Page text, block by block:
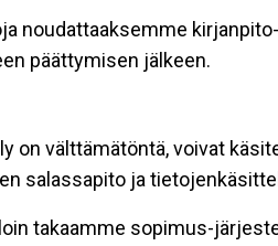
noudattaaksemme
päättymisen jälkeen.
välttämätöntä, voivat
salassapito ja
takaamme sopimus-